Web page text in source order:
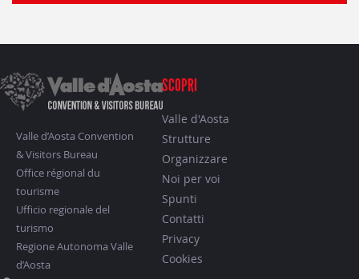
Valle d’Aosta Convention
& Visitors Bureau
Office régional du
tourisme
Ufficio regionale del
turismo
Regione Autonoma Valle
d’Aosta
SCOPRI
Valle d'Aosta
Strutture
Organizzare
Noi per voi
Spunti
Contatti
Privacy
Cookies